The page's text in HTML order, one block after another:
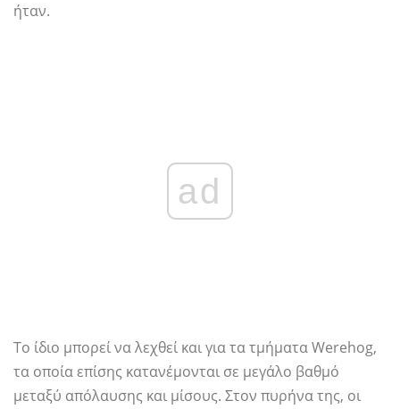
ήταν.
ad
Το ίδιο μπορεί να λεχθεί και για τα τμήματα Werehog,
τα οποία επίσης κατανέμονται σε μεγάλο βαθμό
μεταξύ απόλαυσης και μίσους. Στον πυρήνα της, οι